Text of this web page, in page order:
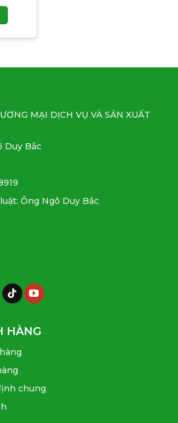
MẠI DỊCH VỤ VÀ SẢN XUẤT
Duy Bắc
Ông Ngô Duy Bắc
HÀNG
chung